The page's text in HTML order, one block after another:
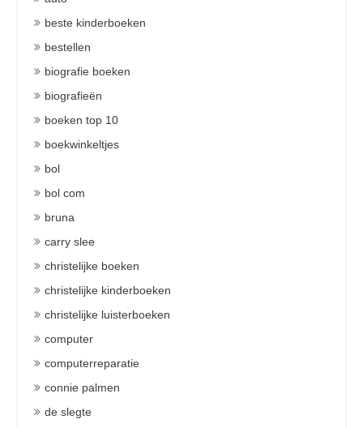
beste kinderboeken
bestellen
biografie boeken
biografieën
boeken top 10
boekwinkeltjes
bol
bol com
bruna
carry slee
christelijke boeken
christelijke kinderboeken
christelijke luisterboeken
computer
computerreparatie
connie palmen
de slegte